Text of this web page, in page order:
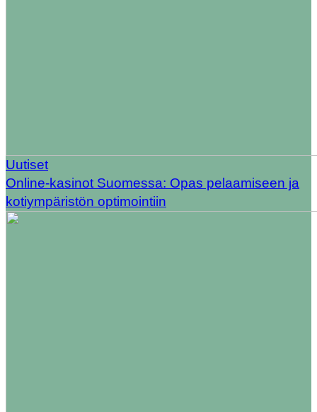
Uutiset
Online-kasinot Suomessa: Opas pelaamiseen ja
kotiympäristön optimointiin